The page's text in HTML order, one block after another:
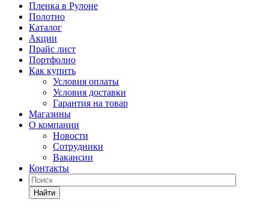
Пленка в Рулоне
Полотно
Каталог
Акции
Прайс лист
Портфолио
Как купить
Условия оплаты
Условия доставки
Гарантия на товар
Магазины
О компании
Новости
Сотрудники
Вакансии
Контакты
Найти